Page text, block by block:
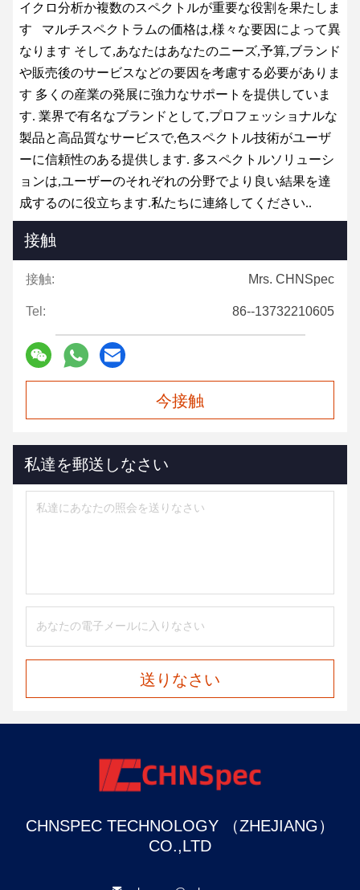
イクロ分析か複数のスペクトルが重要な役割を果たしま
す
マルチスペクトラムの価格は,様々な要因によって異
なります そして,あなたはあなたのニーズ,予算,ブランド
や販売後のサービスなどの要因を考慮する必要がありま
す 多くの産業の発展に強力なサポートを提供していま
す. 業界で有名なブランドとして,プロフェッショナルな
製品と高品質なサービスで,色スペクトル技術がユーザ
ーに信頼性のある提供します. 多スペクトルソリューシ
ョンは,ユーザーのそれぞれの分野でより良い結果を達
成するのに役立ちます.私たちに連絡してください..
接触
接触: Mrs. CHNSpec
Tel: 86--13732210605
今接触
私達を郵送しなさい
送りなさい
CHNSPEC TECHNOLOGY （ZHEJIANG）
CO.,LTD